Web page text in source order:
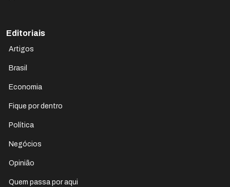
Editoriais
Artigos
Brasil
Economia
Fique por dentro
Política
Negócios
Opinião
Quem passa por aqui